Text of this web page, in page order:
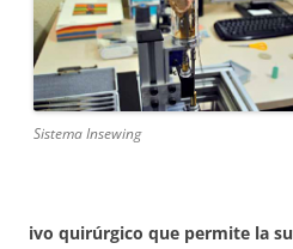
Sistema Insewing
ivo quirúrgico que permite la